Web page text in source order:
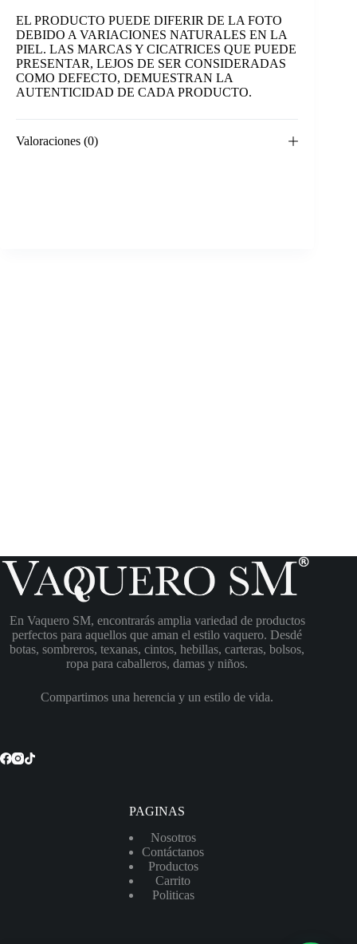
EL PRODUCTO PUEDE DIFERIR DE LA FOTO
DEBIDO A VARIACIONES NATURALES EN LA
PIEL. LAS MARCAS Y CICATRICES QUE PUEDE
PRESENTAR, LEJOS DE SER CONSIDERADAS
COMO DEFECTO, DEMUESTRAN LA
AUTENTICIDAD DE CADA PRODUCTO.
Valoraciones (0)
En Vaquero SM, encontrarás amplia variedad de productos
perfectos para aquellos que aman el estilo vaquero. Desdé
botas, sombreros, texanas, cintos, hebillas, carteras, bolsos,
ropa para caballeros, damas y niños.
Compartimos una herencia y un estilo de vida.
PAGINAS
Nosotros
Contáctanos
Productos
Carrito
Politicas